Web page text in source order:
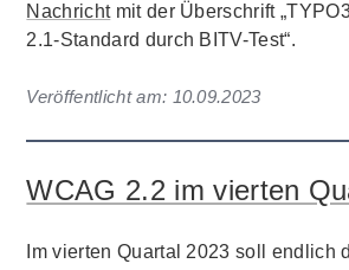
Nachrichtmit der Überschrift
2.1-Standard durch BITV-Test“.
Veröffentlicht am: 10.09.2023
WCAG 2.2 im vierten
Im vierten Quartal 2023 soll endlich